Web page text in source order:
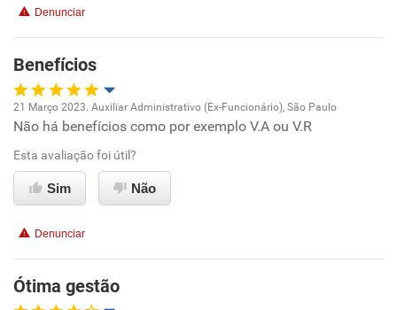
Recomenda esta empresa
Recomenda a diretoria
Denunciar
Benefícios
Oportunidade de promoção
Ambiente de trabalho
Benefícios
Recomenda esta empresa
21 Março 2023. Auxiliar Administrativo (Ex-Funcionário), São Paulo
Não há benefícios como por exemplo V.A ou V.R
Esta avaliação foi útil?
Sim Não
Denunciar
Ótima gestão